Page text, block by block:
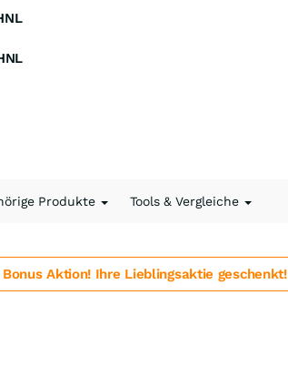
Produkte Tools & Vergleiche
Bonus Aktion! Ihre Lieblingsaktie geschenkt!